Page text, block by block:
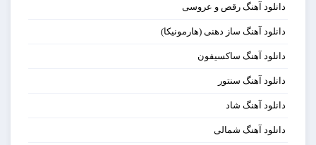
دانلود آهنگ رقص و عروسی
دانلود آهنگ ساز دهنی (هارمونیکا)
دانلود آهنگ ساکسیفون
دانلود آهنگ سنتور
دانلود آهنگ شاد
دانلود آهنگ شمالی